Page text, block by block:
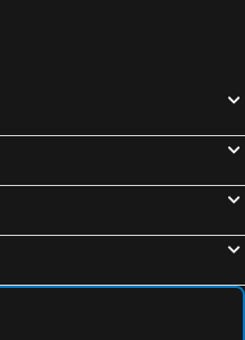
Sunrise Hotel & Resort Taimali
金暉大飯店(台東縣)